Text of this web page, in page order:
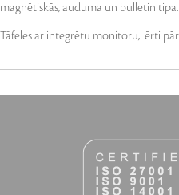
magnētiskās, auduma un bulletin tipa.
Tāfeles ar integrētu monitoru, ērti